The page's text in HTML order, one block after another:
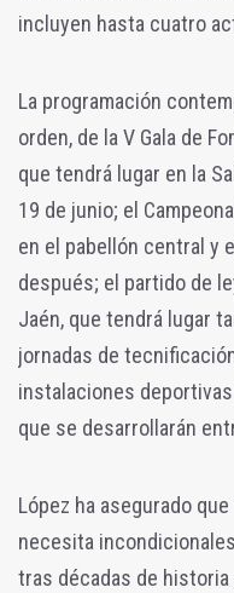
incluyen hasta cuatro
La programación
orden, de la V Gala de
que tendrá lugar en la
19 de junio; el
en el pabellón central y
después; el partido de
Jaén, que tendrá lugar
jornadas de
instalaciones
que se desarrollarán
López ha asegurado
necesita
tras décadas de